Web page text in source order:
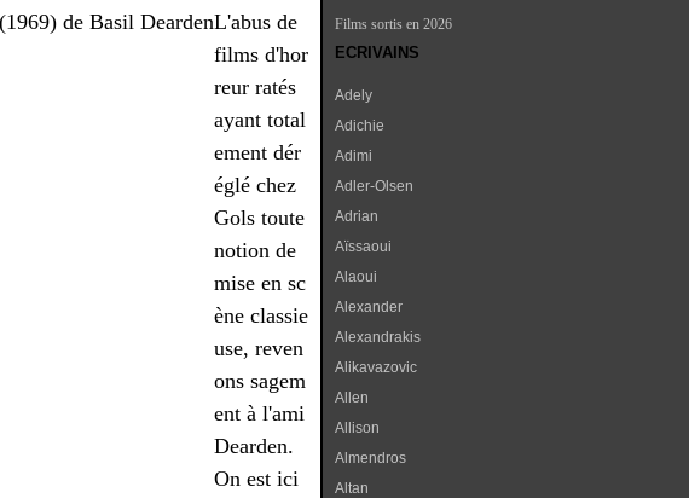
L'abus de
films d'hor
reur ratés
ayant total
ement dér
églé chez
Gols toute
notion de
mise en sc
ène classie
use, reven
ons sagem
ent à l'ami
Dearden.
On est ici
Films sortis en 2026
ECRIVAINS
Adely
Adichie
Adimi
Adler-Olsen
Adrian
Aïssaoui
Alaoui
Alexander
Alexandrakis
Alikavazovic
Allen
Allison
Almendros
Altan